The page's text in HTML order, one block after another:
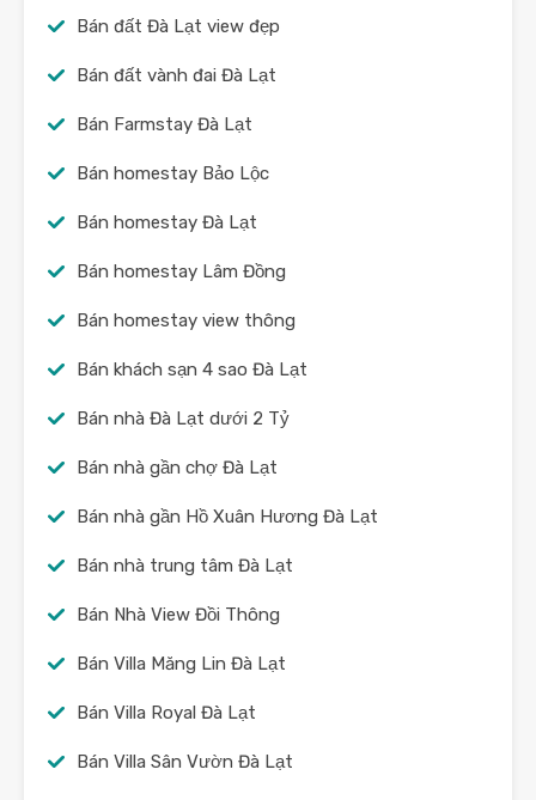
Bán đất Đà Lạt view đẹp
Bán đất vành đai Đà Lạt
Bán Farmstay Đà Lạt
Bán homestay Bảo Lộc
Bán homestay Đà Lạt
Bán homestay Lâm Đồng
Bán homestay view thông
Bán khách sạn 4 sao Đà Lạt
Bán nhà Đà Lạt dưới 2 Tỷ
Bán nhà gần chợ Đà Lạt
Bán nhà gần Hồ Xuân Hương Đà Lạt
Bán nhà trung tâm Đà Lạt
Bán Nhà View Đồi Thông
Bán Villa Măng Lin Đà Lạt
Bán Villa Royal Đà Lạt
Bán Villa Sân Vườn Đà Lạt